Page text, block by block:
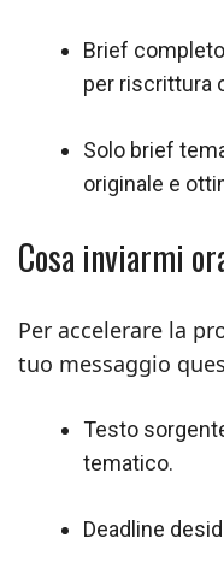
Brief
per riscrittura
Solo brief
originale e
Cosa inviarmi
Per accelerare la
tuo messaggio
Testo
tematico.
Deadline